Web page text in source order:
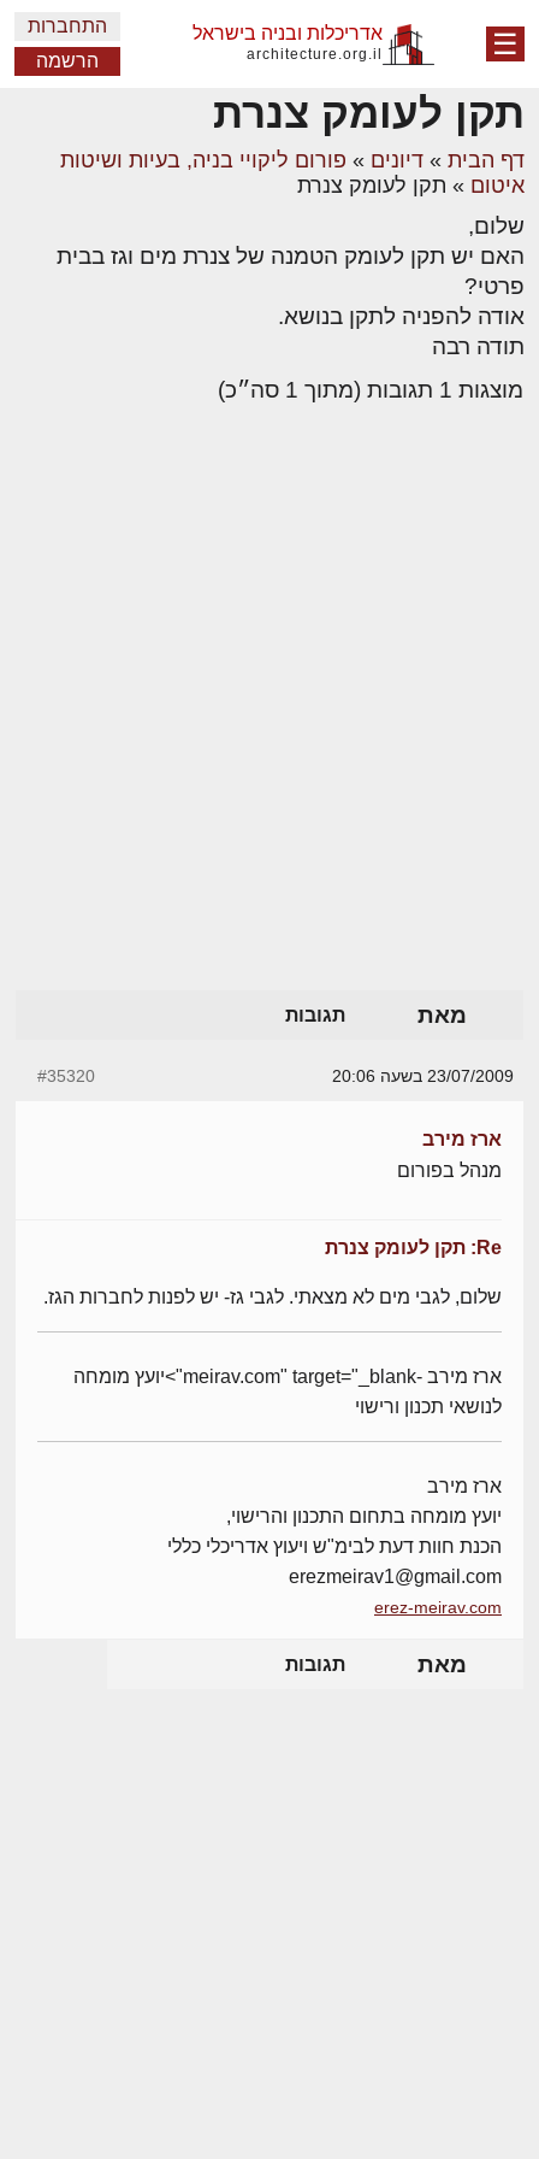
☰ אדריכלות ובניה בישראל
architecture.org.il
התחברות
הרשמה
תקן לעומק צנרת
דף הבית » דיונים » פורום ליקויי בניה, בעיות ושיטות
איטום » תקן לעומק צנרת
שלום,
האם יש תקן לעומק הטמנה של צנרת מים וגז בבית
פרטי?
אודה להפניה לתקן בנושא.
תודה רבה
מוצגות 1 תגובות (מתוך 1 סה״כ)
מאת תגובות
23/07/2009 בשעה 20:06 #35320
ארז מירב
מנהל בפורום
Re: תקן לעומק צנרת
שלום, לגבי מים לא מצאתי. לגבי גז- יש לפנות לחברות הגז.
ארז מירב -meirav.com" target="_blank">יועץ מומחה
לנושאי תכנון ורישוי
ארז מירב
יועץ מומחה בתחום התכנון והרישוי,
הכנת חוות דעת לבימ"ש ויעוץ אדריכלי כללי
erezmeirav1@gmail.com
erez-meirav.com
מאת תגובות